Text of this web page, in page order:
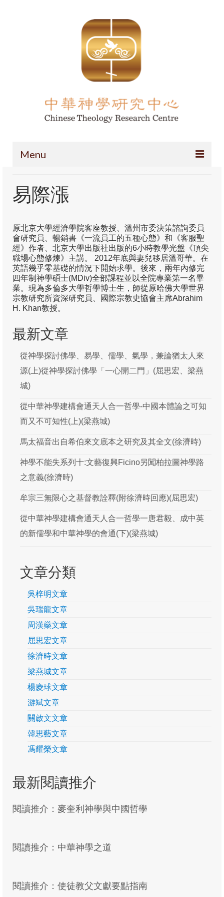
Menu
項目簡介
導論
定位
研究範圍
操守及投稿
徽標
呈獻您中華神學(通識版)
體」
通識系列2: 從本色化到處境化尋真理
編輯室
石衡潭
吳梓明
吳瑞龍
周漢燊
屈思宏
徐濟時
游斌
楊慶球
葛牧之
關啟文
客席研究貢獻
易際漲
徐樹荃
研究季報
季報24
季報22
季報20
易際漲
原北京大學經濟學院客座教授、溫州市委決策諮詢委員
會研究員、暢銷書《一流員工的五種心態》和《客服聖
經》作者、北京大學出版社出版的6小時教學光盤《頂尖
職場心態修煉》主講。 2012年底與妻兒移居溫哥華。在
英語幾乎零基礎的情況下開始求學。後來，兩年內修完
四年制神學碩士(MDiv)全部課程並以全院專業第一名畢
業。現為多倫多大學哲學博士生，師從原哈佛大學世界
宗教研究所資深研究員、國際宗教史協會主席Abrahim
H. Khan教授。
最新文章
從神學探討佛學、易學、儒學、氣學，兼論猶太人來
源(上)從神學探討佛學「一心開二門」(屈思宏、梁燕
城)
從中華神學建構會通天人合一哲學-中國本體論之可知
而又不可知性(上)(梁燕城)
馬太福音出自希伯來文底本之研究及其全文(徐濟時)
神學不能失系列十:文藝復興Ficino另闖柏拉圖神學路
之意義(徐濟時)
牟宗三無限心之基督教詮釋(附徐濟時回應)(屈思宏)
從中華神學建構會通天人合一哲學一唐君毅、成中英
的新儒學和中華神學的會通(下)(梁燕城)
文章分類
吳梓明文章
吳瑞龍文章
周漢燊文章
屈思宏文章
徐濟時文章
梁燕城文章
楊慶球文章
游斌文章
關啟文文章
韓思藝文章
馮耀榮文章
最新閱讀推介
閱讀推介：麥奎利神學與中國哲學
閱讀推介：中華神學之道
閱讀推介：使徒教父文獻要點指南